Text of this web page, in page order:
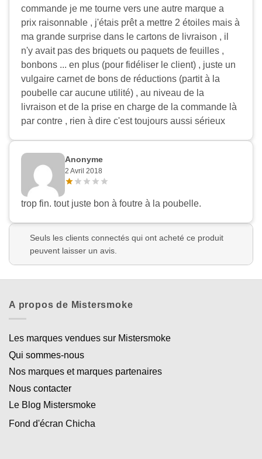
commande je me tourne vers une autre marque a
prix raisonnable , j'étais prêt a mettre 2 étoiles mais à
ma grande surprise dans le cartons de livraison , il
n'y avait pas des briquets ou paquets de feuilles ,
bonbons ... en plus (pour fidéliser le client) , juste un
vulgaire carnet de bons de réductions (partit à la
poubelle car aucune utilité) , au niveau de la
livraison et de la prise en charge de la commande là
par contre , rien à dire c'est toujours aussi sérieux
Anonyme
2 Avril 2018
trop fin. tout juste bon à foutre à la poubelle.
Seuls les clients connectés qui ont acheté ce produit
peuvent laisser un avis.
A propos de Mistersmoke
Les marques vendues sur Mistersmoke
Qui sommes-nous
Nos marques et marques partenaires
Nous contacter
Le Blog Mistersmoke
Fond d'écran Chicha